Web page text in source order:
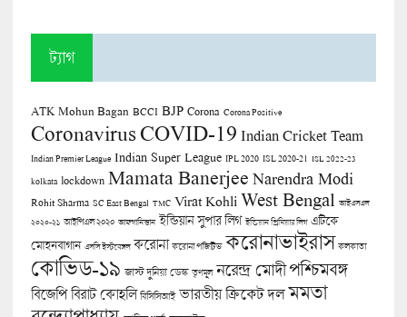
ট্যাগ
ATK Mohun Bagan BCCI BJP Corona Corona Positive
CoronavirusCOVID-19 Indian Cricket Team
Indian Premier League Indian Super League IPL 2020 ISL 2020-21 ISL 2022-23
kolkata lockdown Mamata Banerjee Narendra Modi
Rohit Sharma SC East Bengal TMC Virat Kohli West Bengal আইএসএল
২০২০-২১ আইপিএল ২০২০ আফগানিস্তান ইন্ডিয়ান সুপার লিগ ইন্ডিয়ান প্রিমিয়ার লিগ এটিকে
মোহনবাগান এসসি ইস্টবেঙ্গল করোনা করোনা পজিটিভ করোনাভাইরাস কলকাতা
কোভিড-১৯ জাস্ট দুনিয়া ডেস্ক তৃণমূল নরেন্দ্র মোদী পশ্চিমবঙ্গ
বিজেপি বিরাট কোহলি বিসিসিআই ভারতীয় ক্রিকেট দল মমতা